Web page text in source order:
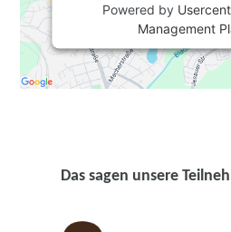
Powered by
Management
Das sagen unsere